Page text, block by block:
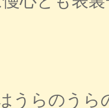
うらのうら